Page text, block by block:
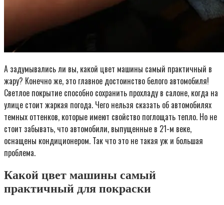
А задумывались ли вы, какой цвет машины самый практичный в
жару? Конечно же, это главное достоинство белого автомобиля!
Светлое покрытие способно сохранить прохладу в салоне, когда на
улице стоит жаркая погода. Чего нельзя сказать об автомобилях
темных оттенков, которые имеют свойство поглощать тепло. Но не
стоит забывать, что автомобили, выпущенные в 21-м веке,
оснащены кондиционером. Так что это не такая уж и большая
проблема.
Какой цвет машины самый
практичный для покраски